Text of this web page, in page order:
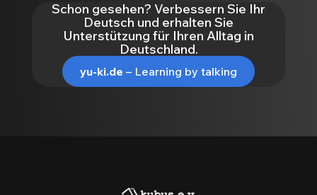
Schon gesehen? Verbessern Sie Ihr
Deutsch und erhalten Sie
Unterstützung für Ihren Alltag in
Deutschland.
yu-ki.de – Learning by talking